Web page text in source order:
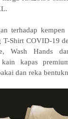
terhadap
T-Shirt COVID-19
Wash Hands
kapas
dan reka